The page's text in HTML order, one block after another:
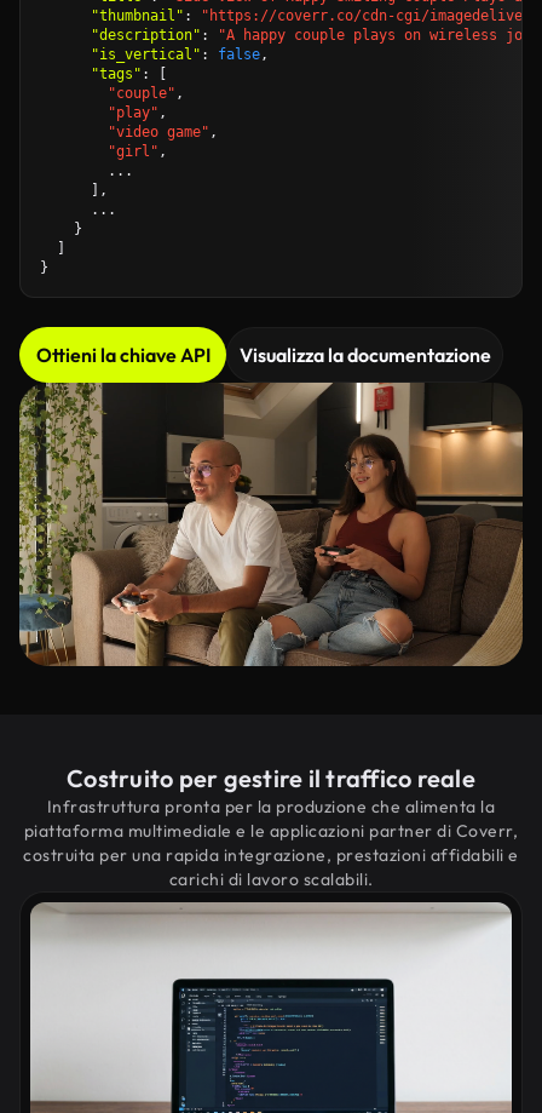
"thumbnail" :
"https://coverr.co/cdn-cgi/imagedelivery/
"description" :
"A happy couple plays on wireless
"is_vertical" : false,
"tags" : [
"couple" ,
"play" ,
"video game" ,
"girl" ,
        ...
      ],
      ...
    }
Ottieni la chiave API Visualizza la documentazione
Costruito per gestire il traffico reale
Infrastruttura pronta per la produzione che alimenta la
piattaforma multimediale e le applicazioni partner di Coverr,
costruita per una rapida integrazione, prestazioni affidabili e
carichi di lavoro scalabili.